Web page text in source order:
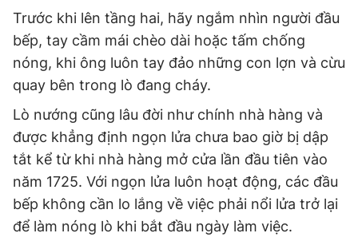
Trước khi lên tầng hai, hãy ngắm nhìn người đầu
bếp, tay cầm mái chèo dài hoặc tấm chống
nóng, khi ông luôn tay đảo những con lợn và cừu
quay bên trong lò đang cháy.
Lò nướng cũng lâu đời như chính nhà hàng và
được khẳng định ngọn lửa chưa bao giờ bị dập
tắt kể từ khi nhà hàng mở cửa lần đầu tiên vào
năm 1725. Với ngọn lửa luôn hoạt động, các đầu
bếp không cần lo lắng về việc phải nổi lửa trở lại
để làm nóng lò khi bắt đầu ngày làm việc.